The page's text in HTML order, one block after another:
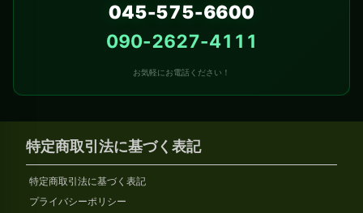
045-575-6600
090-2627-4111
お気軽にお電話ください！
特定商取引法に基づく表記
特定商取引法に基づく表記
プライバシーポリシー